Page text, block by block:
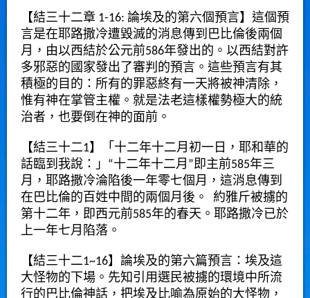
【結三十二章 1-16: 論埃及的第六個預言 】這個預
言是在耶路撒冷遭毀滅的消息傳到巴比倫後兩個
月，由以西結於公元前586年發出的。以西結對許
多邪惡的國家發出了審判的預言。這些預言有其
積極的目的：所有的罪惡終有一天將被神清除，
惟有神在掌管主權。就是法老這樣權勢極大的統
治者，也要倒在神的面前。
【結三十二1】「十二年十二月初一日，耶和華的
話臨到我說 ：」 “十二年十二月 ”即主前585年三
月，耶路撒冷淪陷後一年零七個月，這消息傳到
在巴比倫的百姓中間的兩個月後。
約雅斤被擄的
第十二年，即西元前585年的春天。耶路撒冷已於
上一年七月陷落。
【結三十二1~16】論埃及的第六篇預言：埃及這
大怪物的下場。先知引用選民被擄的環境中所流
行的巴比倫神話，把埃及比喻為原始的大怪物，